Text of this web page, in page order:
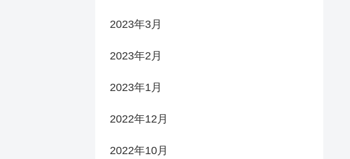
2023年3月
2023年2月
2023年1月
2022年12月
2022年10月